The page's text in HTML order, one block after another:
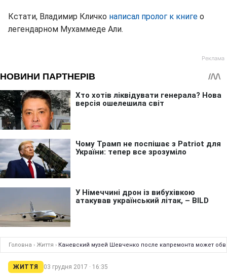
Кстати, Владимир Кличко написал пролог к книге о
легендарном Мухаммеде Али.
Головна › Життя › Каневский музей Шевченко после капремонта может
ЖИТТЯ 03 грудня 2017 · 16:35